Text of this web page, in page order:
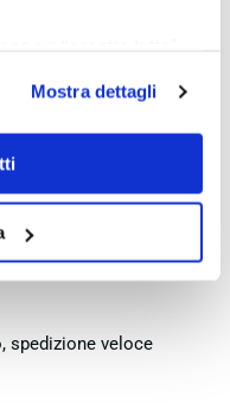
privacy policye la
Mostra dettagli
spedizione veloce